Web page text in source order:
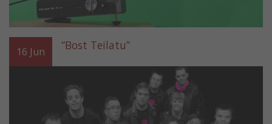
16 Jun “Bost Teilatu”